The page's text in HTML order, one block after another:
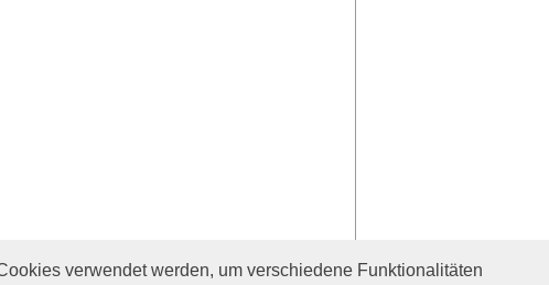
verwendet werden, um verschiedene Funktionalitäten